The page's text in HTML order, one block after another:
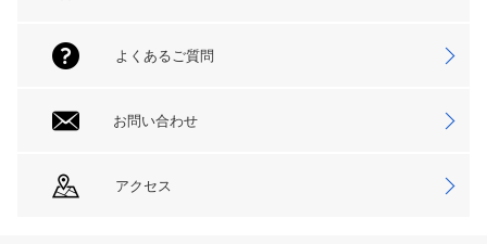
よくあるご質問
お問い合わせ
アクセス